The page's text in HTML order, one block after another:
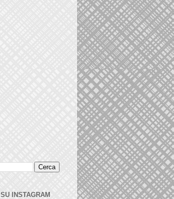
SU INSTAGRAM